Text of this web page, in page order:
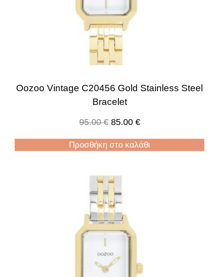
Oozoo Vintage C20456 Gold Stainless Steel
Bracelet
95.00€ 85.00 €
Προσθήκη στο καλάθι